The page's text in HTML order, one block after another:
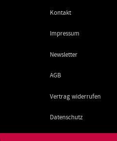
Kontakt
Impressum
Newsletter
AGB
Vertrag widerrufen
Datenschutz